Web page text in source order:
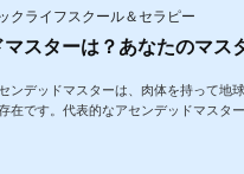
クライフスクール＆セラピー
スターは？あなたのマス
ンデッドマスターは、肉体を持って地
在です。代表的なアセンデッドマスタ